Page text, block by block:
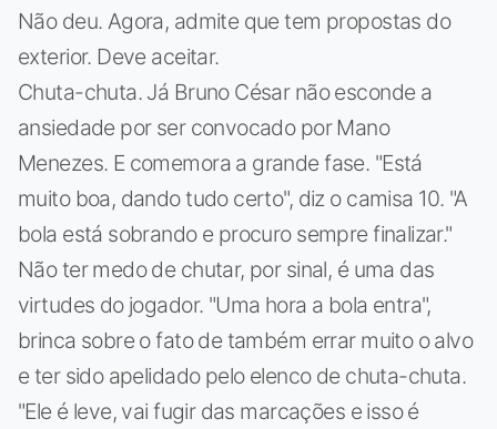
Não deu. Agora, admite que tem propostas do
exterior. Deve aceitar.
Chuta-chuta. Já Bruno César não esconde a
ansiedade por ser convocado por Mano
Menezes. E comemora a grande fase. "Está
muito boa, dando tudo certo", diz o camisa 10. "A
bola está sobrando e procuro sempre finalizar."
Não ter medo de chutar, por sinal, é uma das
virtudes do jogador. "Uma hora a bola entra",
brinca sobre o fato de também errar muito o alvo
e ter sido apelidado pelo elenco de chuta-chuta.
"Ele é leve, vai fugir das marcações e isso é